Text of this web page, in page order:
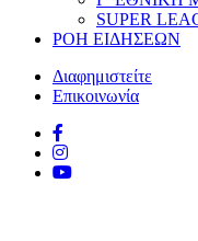
SUPER
ΡΟΗ ΕΙΔΗΣΕΩΝ
Διαφημιστείτε
Επικοινωνία